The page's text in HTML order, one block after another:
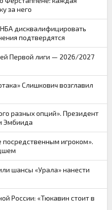
за него
дисквалифицировать
подтвердятся
Первой лиги — 2026/2027
Слишкович возглавил
разных опций». Президент
Эмбиида
посредственным игроком».
шансы «Урала» нанести
России: «Тюкавин стоит в